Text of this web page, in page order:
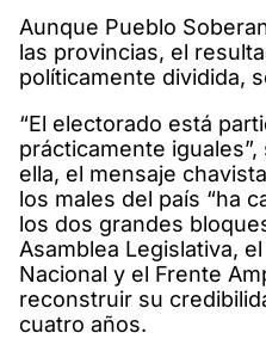
Aunque Pueblo
las provincias, el
políticamente dividida,
“El electorado está
prácticamente
ella, el mensaje
los males del país “ha
los dos grandes
Asamblea Legislativa,
Nacional y el Frente
reconstruir su
cuatro años.